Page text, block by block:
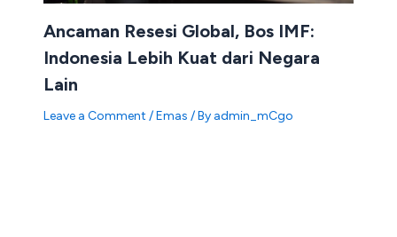
Ancaman Resesi Global, Bos IMF:
Indonesia Lebih Kuat dari Negara
Lain
Leave a Comment /Emas / By admin_mCgo